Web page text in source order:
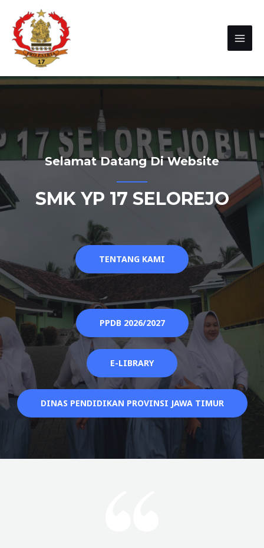
Selamat Datang Di Website
SMK YP 17 SELOREJO
TENTANG KAMI
PPDB 2026/2027
E-LIBRARY
DINAS PENDIDIKAN PROVINSI JAWA TIMUR